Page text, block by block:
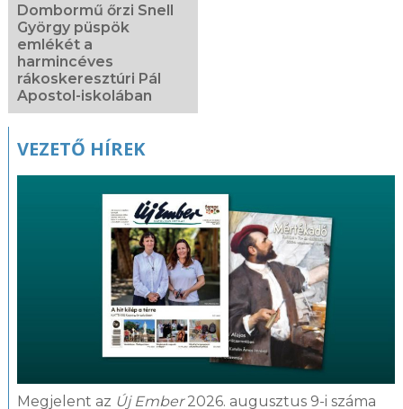
Dombormű őrzi Snell
György püspök
emlékét a
harmincéves
rákoskeresztúri Pál
Apostol-iskolában
VEZETŐ HÍREK
Megjelent az Új Ember2026. augusztus 9-i száma